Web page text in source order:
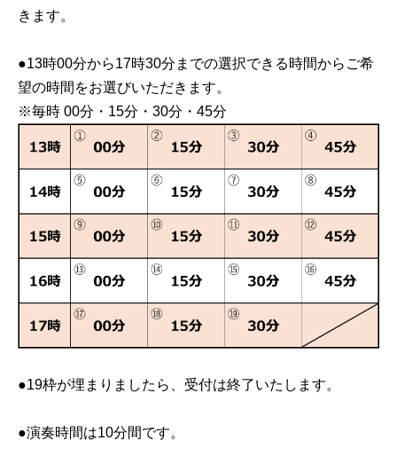
きます。
●13時00分から17時30分までの選択できる時間からご希
望の時間をお選びいただきます。
※毎時 00分・15分・30分・45分
●19枠が埋まりましたら、受付は終了いたします。
●演奏時間は10分間です。